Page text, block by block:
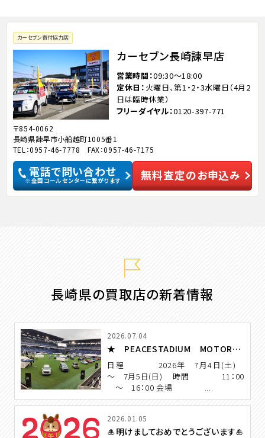
カーセブン寄付協力店
カーセブン長崎諫早店
営業時間 09:30～18:00
定休日
火曜日、第1・2・3水曜日（4月2
日は臨時休業）
フリーダイヤル 0120-397-771
〒854-0062
長崎県諫早市小船越町1005番1
TEL：0957-46-7778 FAX：0957-46-7175
電話で問い合わせ
※全国コールセンターに繋がります 無料査定のお申込み
長崎県の買取店の新着情報
2026.07.04
★ PEACESTADIUM MOTOR FESTA 開催 ★
日程 2026年 7月4日(土)
～ 7月5日(日) 時間 11：00
～ 16：00 会場 ...
2026.01.05
🎍明けましておめでとうございます🎍